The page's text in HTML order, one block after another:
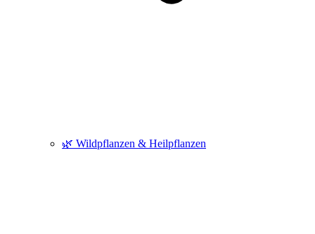
🌿 Wildpflanzen & Heilpflanzen